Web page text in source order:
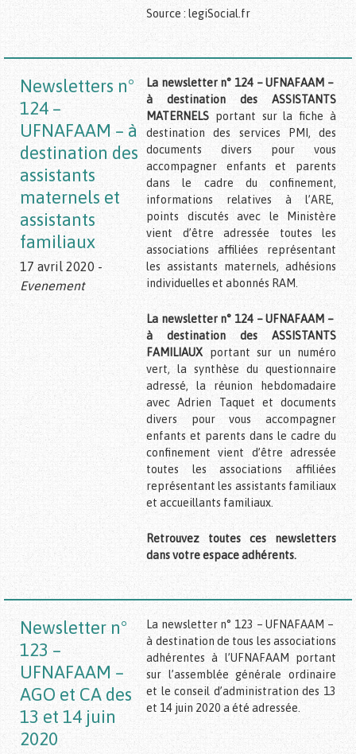
Source : legiSocial.fr
Newsletters n°
124 –
UFNAFAAM – à
destination des
assistants
maternels et
assistants
familiaux
17 avril 2020 -
Evenement
La newsletter n° 124 – UFNAFAAM –
à destination des ASSISTANTS
MATERNELS portant sur la fiche à
destination des services PMI, des
documents divers pour vous
accompagner enfants et parents
dans le cadre du confinement,
informations relatives à l’ARE,
points discutés avec le Ministère
vient d’être adressée toutes les
associations affiliées représentant
les assistants maternels, adhésions
individuelles et abonnés RAM.
La newsletter n° 124 – UFNAFAAM –
à destination des ASSISTANTS
FAMILIAUX portant sur un numéro
vert, la synthèse du questionnaire
adressé, la réunion hebdomadaire
avec Adrien Taquet et documents
divers pour vous accompagner
enfants et parents dans le cadre du
confinement vient d’être adressée
toutes les associations affiliées
représentant les assistants familiaux
et accueillants familiaux.
Retrouvez toutes ces newsletters
dans votre espace adhérents.
Newsletter n°
123 –
UFNAFAAM –
AGO et CA des
13 et 14 juin
2020
La newsletter n° 123 – UFNAFAAM –
à destination de tous les associations
adhérentes à l’UFNAFAAM portant
sur l’assemblée générale ordinaire
et le conseil d’administration des 13
et 14 juin 2020 a été adressée.